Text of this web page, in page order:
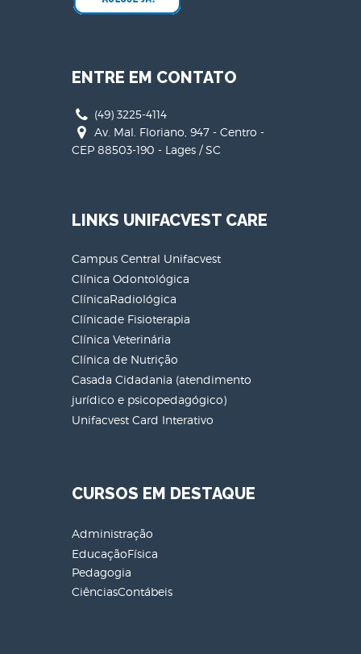
ENTRE EM CONTATO
(49) 3225-4114
Av. Mal. Floriano, 947 - Centro -
CEP 88503-190 - Lages / SC
LINKS UNIFACVEST CARE
Campus Central Unifacvest
Clínica Odontológica
ClínicaRadiológica
Clínicade Fisioterapia
Clínica Veterinária
Clínica de Nutrição
Casada Cidadania (atendimento
jurídico e psicopedagógico)
Unifacvest Card Interativo
CURSOS EM DESTAQUE
Administração
EducaçãoFísica
Pedagogia
CiênciasContábeis